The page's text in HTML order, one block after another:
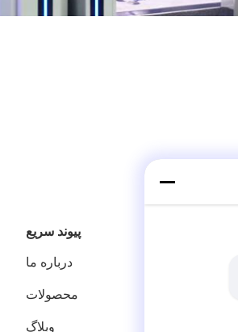
پيوند سريع
درباره ما
محصولات
وبلاگ